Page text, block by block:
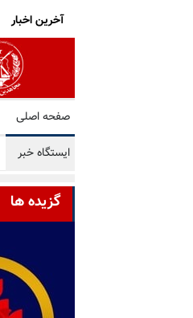
پیشرفت کرده‌ایم، قطر: تلاش‌ها ادامه دارد
آخرین اخبار
صفحه اصلی
ایستگاه خبر
گزیده ها